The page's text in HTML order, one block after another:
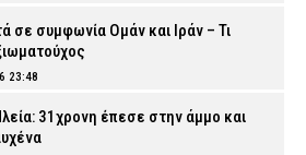
σε συμφωνία Ομάν και Ιράν – Τι
23:48
31χρονη έπεσε στην άμμο και